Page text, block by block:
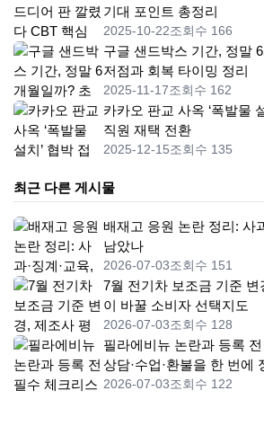
기대 포인트 총정리
2025-10-22조회수 166
구글 샌드박스 기간, 정말
저점과 회복 타이밍 정리
2025-11-17조회수 162
카카오 판교 사옥 ‘폭발물
직원 재택 전환
2025-12-15조회수 135
최근 다른 게시물
배재고 응원 논란 정리: 사
남았나
2026-07-03조회수 151
7월 전기차 보조금 기준 변
이 바꿀 소비자 선택지도
2026-07-03조회수 128
필라에비뉴 논란과 등록
상담·수업·환불을 한 번에
2026-07-03조회수 122